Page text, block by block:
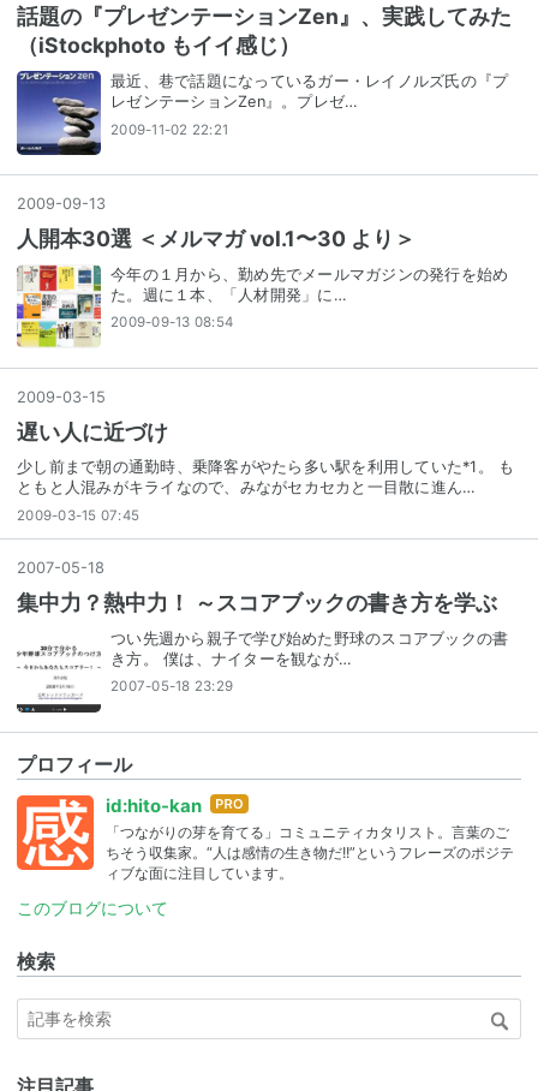
話題の『プレゼンテーションZen』、実践してみた
（iStockphoto もイイ感じ）
最近、巷で話題になっているガー・レイノルズ氏の『プ
レゼンテーションZen』。プレゼ…
2009-11-02 22:21
2009-09-13
人開本30選 ＜メルマガ vol.1〜30 より＞
今年の１月から、勤め先でメールマガジンの発行を始め
た。週に１本、「人材開発」に…
2009-09-13 08:54
2009-03-15
遅い人に近づけ
少し前まで朝の通勤時、乗降客がやたら多い駅を利用していた*1。 も
ともと人混みがキライなので、みながセカセカと一目散に進ん…
2009-03-15 07:45
2007-05-18
集中力？熱中力！ ～スコアブックの書き方を学ぶ
つい先週から親子で学び始めた野球のスコアブックの書
き方。 僕は、ナイターを観なが…
2007-05-18 23:29
プロフィール
id:hito-kan はて
なブ
ログ
Pro
「つながりの芽を育てる」コミュニティカタリスト。言葉のご
ちそう収集家。“人は感情の生き物だ!!”というフレーズのポジテ
ィブな面に注目しています。
このブログについて
検索
注目記事